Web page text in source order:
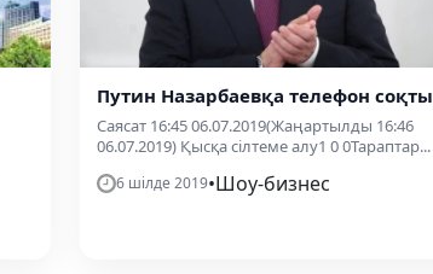
Путин Назарбаевқа телефон соқты
Саясат 16:45 06.07.2019(Жаңартылды 16:46
06.07.2019) Қысқа сілтеме алу1 0 0Тараптар...
6 шілде 2019•Шоу-бизнес